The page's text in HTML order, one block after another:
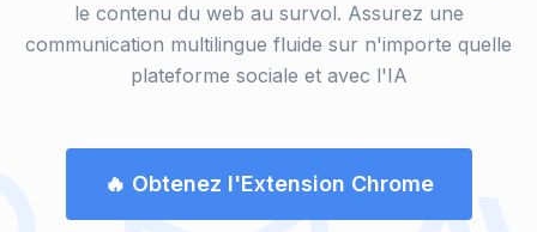
le contenu du web au survol. Assurez une
communication multilingue fluide sur n'importe quelle
plateforme sociale et avec l'IA
🔥 Obtenez l'Extension Chrome